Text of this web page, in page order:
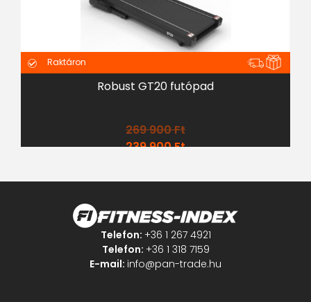
Raktáron
Robust GT20 futópad
269 900Ft
239 900Ft
Telefon: +36 1 267 4921
Telefon: +36 1 318 7159
E-mail: info@pan-trade.hu